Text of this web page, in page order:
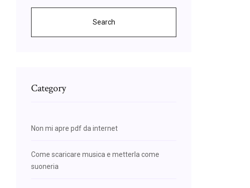
Search
Category
Non mi apre pdf da internet
Come scaricare musica e metterla come
suoneria